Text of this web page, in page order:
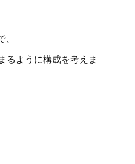
るように構成を考えま